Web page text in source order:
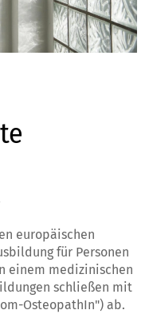
europäischen
für Personen
einem medizinischen
schließen mit
OsteopathIn") ab.